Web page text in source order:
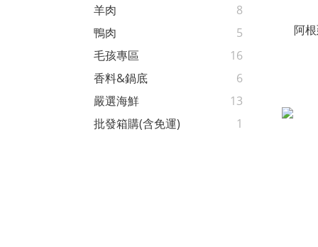
羊肉
8
鴨肉
5
毛孩專區
16
香料&鍋底
6
嚴選海鮮
13
批發箱購(含免運)
1
阿